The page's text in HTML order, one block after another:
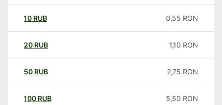
10 RUB 0,55 RON
20 RUB 1,10 RON
50 RUB 2,75 RON
100 RUB 5,50 RON